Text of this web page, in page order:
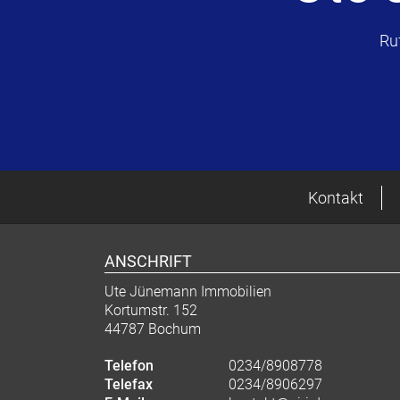
Kontakt
ANSCHRIFT
Ute Jünemann Immobilien
Kortumstr. 152
44787 Bochum
Telefon
0234/8908778
Telefax
0234/8906297